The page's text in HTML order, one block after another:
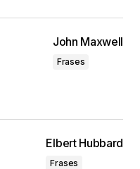
John Maxwell
Frases
Elbert Hubbard
Frases